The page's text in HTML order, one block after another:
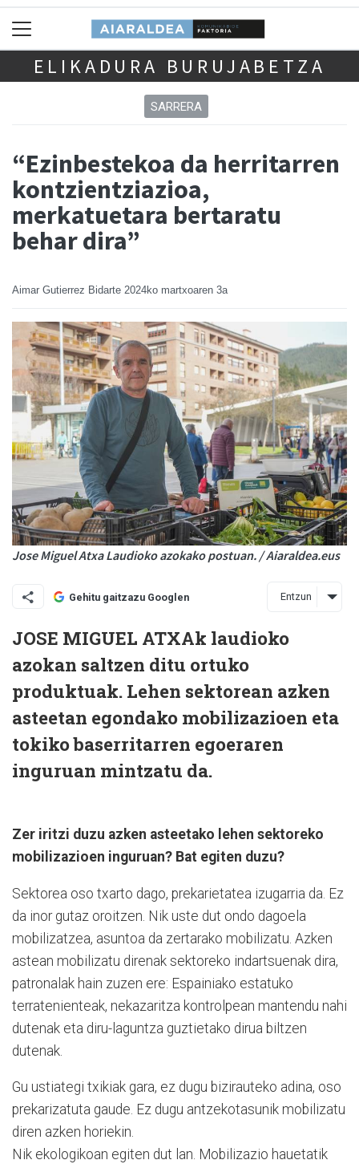
ELIKADURA BURUJABETZA
SARRERA
“Ezinbestekoa da herritarren
kontzientziazioa,
merkatuetara bertaratu
behar dira”
Aimar Gutierrez Bidarte 2024ko martxoaren 3a
Jose Miguel Atxa Laudioko azokako postuan. / Aiaraldea.eus
Gehitu gaitzazu Googlen Entzun
JOSE MIGUEL ATXAk laudioko
azokan saltzen ditu ortuko
produktuak. Lehen sektorean azken
asteetan egondako mobilizazioen eta
tokiko baserritarren egoeraren
inguruan mintzatu da.
Zer iritzi duzu azken asteetako lehen sektoreko
mobilizazioen inguruan? Bat egiten duzu?
Sektorea oso txarto dago, prekarietatea izugarria da. Ez
da inor gutaz oroitzen. Nik uste dut ondo dagoela
mobilizatzea, asuntoa da zertarako mobilizatu. Azken
astean mobilizatu direnak sektoreko indartsuenak dira,
patronalak hain zuzen ere: Espainiako estatuko
terratenienteak, nekazaritza kontrolpean mantendu nahi
dutenak eta diru-laguntza guztietako dirua biltzen
dutenak.
Gu ustiategi txikiak gara, ez dugu bizirauteko adina, oso
prekarizatuta gaude. Ez dugu antzekotasunik mobilizatu
diren azken horiekin.
Nik ekologikoan egiten dut lan. Mobilizazio hauetatik